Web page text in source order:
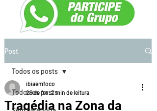
Post
Todos os posts
Todos os posts
Tragédia na Zona da
ibiaemfoco
26 de fev.2 min de leitura